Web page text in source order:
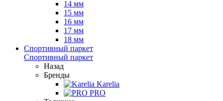
14 мм
15 мм
16 мм
17 мм
18 мм
Спортивный паркет
Спортивный паркет
Назад
Бренды
Karelia
PRO